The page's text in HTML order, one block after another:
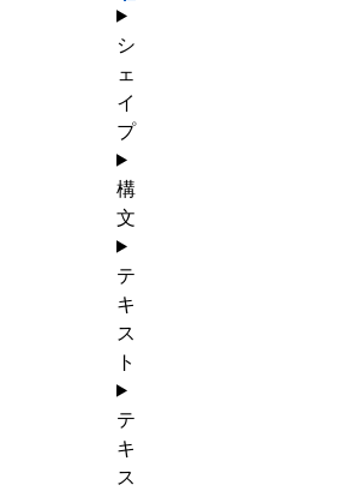
シ
ェ
イ
プ
構
文
テ
キ
ス
ト
テ
キ
ス